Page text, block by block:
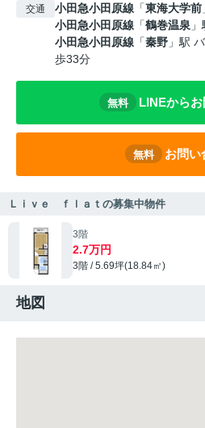
交通 小田急小田原線 「東海大学前
小田急小田原線 「鶴巻温泉
小田急小田原線 「秦野 」駅
歩33分
無料 LINEから
無料 お問い
Ｌｉｖｅ ｆｌａｔの募集中物件
3階
2.7万円
3階 / 5.69坪(18.84㎡)
地図